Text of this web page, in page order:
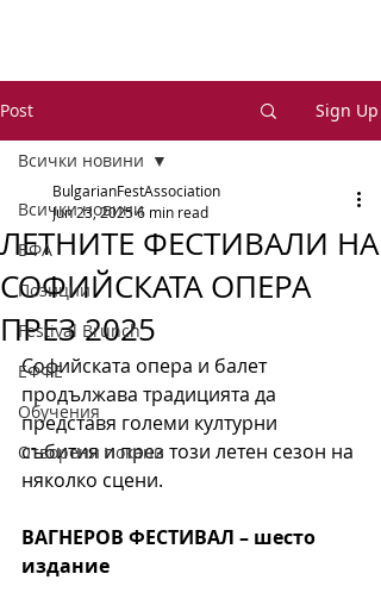
Post Sign Up
Всички новини
БФА
Позиции
Festival Brunch
ЕФФЕ
Обучения
Отворени покани
Всички новини
ЛЕТНИТЕ ФЕСТИВАЛИ НА
СОФИЙСКАТА ОПЕРА
ПРЕЗ 2025
BulgarianFestAssociation
Jun 23, 20256 min read
Софийската опера и балет
продължава традицията да
представя големи културни
събития и през този летен сезон на
няколко сцени.
ВАГНЕРОВ ФЕСТИВАЛ – шесто
издание